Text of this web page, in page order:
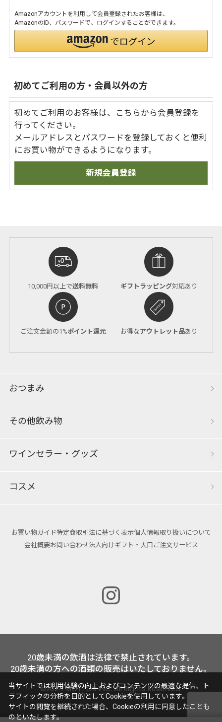
Amazonアカウントを利用して会員登録されたお客様は、
AmazonのID、パスワードで、ログインすることができます。
初めてご利用の方・会員以外の方
初めてご利用のお客様は、こちらから会員登録を
行ってください。
メールアドレスとパスワードを登録しておくと便利
にお買い物ができるようになります。
10,000円以上で送料無料 ギフトラッピング対応あり
ご注文金額の1%ポイント還元 お得なアウトレット品あり
おつまみ
その他飲み物
ワインセラー・グッズ
コスメ
お買い物ガイド特定商取引法に基づく表示個人情報取り扱いについて
会社概要お問い合わせ法人向けギフト・大口ご注文サービス
20歳未満の飲酒は法律で禁止されています。
20歳未満の方への酒類の販売はいたしておりません。
©2024 MOTTOX INC. All Rights Reserved.
当サイトでは利用体験の向上およびコンテンツの最適な提供、ト
ラフィックの分析を目的としてCookieを使用しています。
サイトの閲覧を継続された場合、Cookieの利用に同意したことも
のといたします。